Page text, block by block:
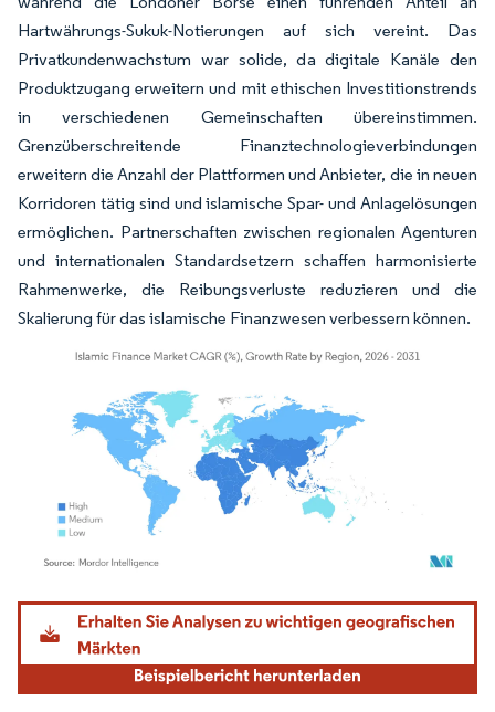
Hartwährungs-Sukuk-Notierungen auf sich vereint. Das
Privatkundenwachstum war solide, da digitale Kanäle den
Produktzugang erweitern und mit ethischen Investitionstrends
in verschiedenen Gemeinschaften übereinstimmen.
Grenzüberschreitende Finanztechnologieverbindungen
erweitern die Anzahl der Plattformen und Anbieter, die in neuen
Korridoren tätig sind und islamische Spar- und Anlagelösungen
ermöglichen. Partnerschaften zwischen regionalen Agenturen
und internationalen Standardsetzern schaffen harmonisierte
Rahmenwerke, die Reibungsverluste reduzieren und die
Skalierung für das islamische Finanzwesen verbessern können.
Bild © Mordor Intelligence. Wiederverwendung erfordert Namensnennung gemäß